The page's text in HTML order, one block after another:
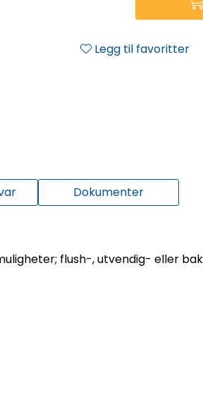
Legg til favoritter
Dokumenter
flush-, utvendig- eller